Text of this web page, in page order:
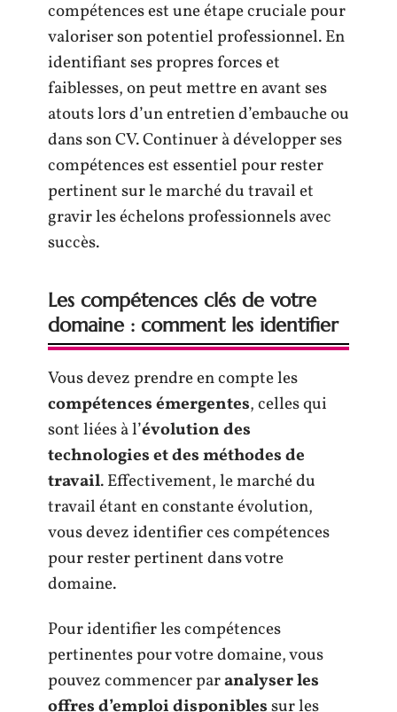
compétences est une étape cruciale pour
valoriser son potentiel professionnel. En
identifiant ses propres forces et
faiblesses, on peut mettre en avant ses
atouts lors d’un entretien d’embauche ou
dans son CV. Continuer à développer ses
compétences est essentiel pour rester
pertinent sur le marché du travail et
gravir les échelons professionnels avec
succès.
Les compétences clés de votre
domaine : comment les identifier
Vous devez prendre en compte les
compétences émergentes, celles qui
sont liées à l’évolution des
technologies et des méthodes de
travail. Effectivement, le marché du
travail étant en constante évolution,
vous devez identifier ces compétences
pour rester pertinent dans votre
domaine.
Pour identifier les compétences
pertinentes pour votre domaine, vous
pouvez commencer paranalyser les
offres d’emploi disponiblessur les